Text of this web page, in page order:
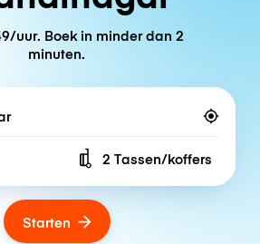
uur. Boek in minder dan 2
minuten.
Number of bags
2 Tassen/koffers
Starten